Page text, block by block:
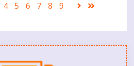
Puslapis
4 Puslapis
5 Puslapis
6 Puslapis
7 Puslapis
8 Puslapis
9
Sekantis